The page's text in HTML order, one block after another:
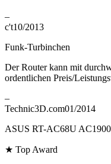
–
c't10/2013
Funk-Turbinchen
Der Router kann mit
ordentlichen Preis/
–
Technic3D.com01/2014
ASUS RT-AC68U
★ Top Award